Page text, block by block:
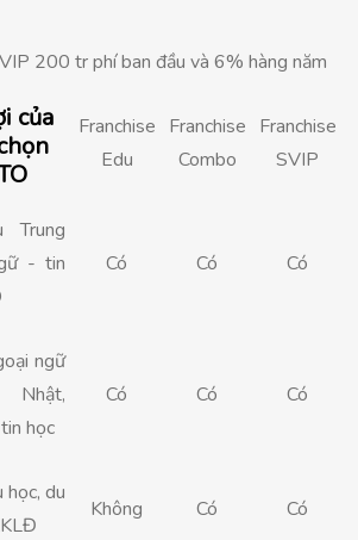
200 tr phí ban đầu và 6% hàng năm
của
Franchise
Edu
Franchise
Combo
Franchise
SVIP
Trung
- tin
Có Có Có
ngữ
Nhật,
học
Có Có Có
học, du
Không Có Có